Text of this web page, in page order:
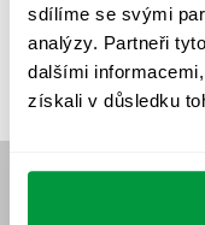
sdílíme se svými
analýzy. Partneři
dalšími
získali v důsledku